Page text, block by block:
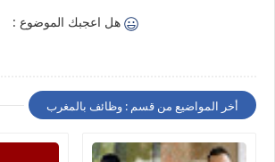
هل اعجبك الموضوع :
أخر المواضيع من قسم : وظائف بالمغرب